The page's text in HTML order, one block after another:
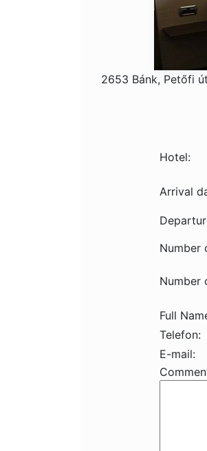
2653 Bánk, Petőfi
Hotel:
Arrival
Number
Number
Full
Telefon:
E-mail: